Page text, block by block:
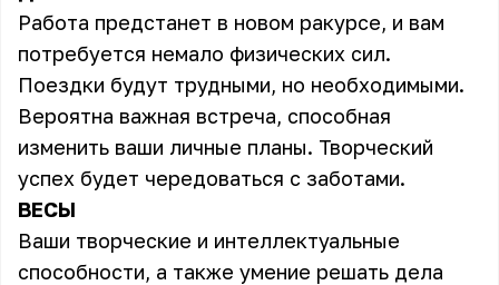
Работа предстанет в новом ракурсе, и вам
потребуется немало физических сил.
Поездки будут трудными, но необходимыми.
Вероятна важная встреча, способная
изменить ваши личные планы. Творческий
успех будет чередоваться с заботами.
ВЕСЫ
Ваши творческие и интеллектуальные
способности, а также умение решать дела